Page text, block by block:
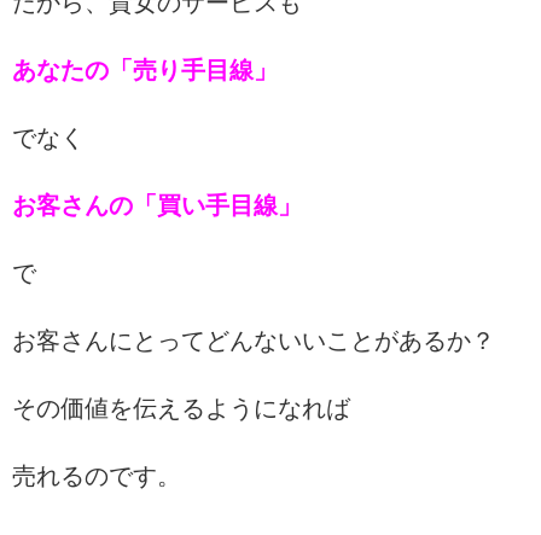
あなたの「売り手目線」
でなく
お客さんの「買い手目線」
で
お客さんにとってどんないいことがあるか？
その価値を伝えるようになれば
売れるのです。